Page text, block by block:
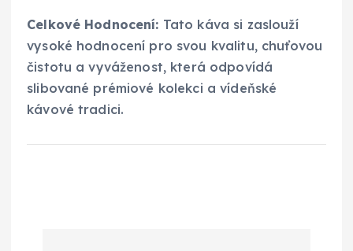
Celkové Hodnocení: Tato káva si zaslouží
vysoké hodnocení pro svou kvalitu, chuťovou
čistotu a vyváženost, která odpovídá
slibované prémiové kolekci a vídeňské
kávové tradici.